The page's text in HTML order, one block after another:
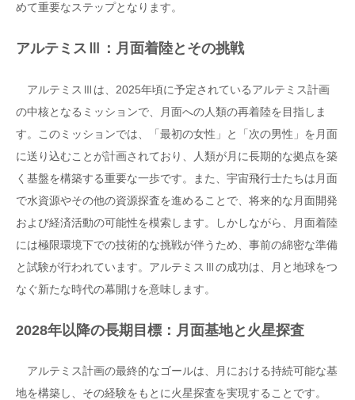
めて重要なステップとなります。
アルテミスⅢ：月面着陸とその挑戦
アルテミスⅢは、2025年頃に予定されているアルテミス計画
の中核となるミッションで、月面への人類の再着陸を目指しま
す。このミッションでは、「最初の女性」と「次の男性」を月面
に送り込むことが計画されており、人類が月に長期的な拠点を築
く基盤を構築する重要な一歩です。また、宇宙飛行士たちは月面
で水資源やその他の資源探査を進めることで、将来的な月面開発
および経済活動の可能性を模索します。しかしながら、月面着陸
には極限環境下での技術的な挑戦が伴うため、事前の綿密な準備
と試験が行われています。アルテミスⅢの成功は、月と地球をつ
なぐ新たな時代の幕開けを意味します。
2028年以降の長期目標：月面基地と火星探査
アルテミス計画の最終的なゴールは、月における持続可能な基
地を構築し、その経験をもとに火星探査を実現することです。